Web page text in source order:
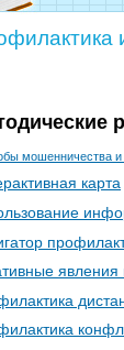
мошенничества и
карта
явления